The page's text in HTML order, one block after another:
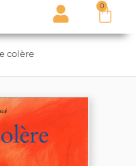
0
colère